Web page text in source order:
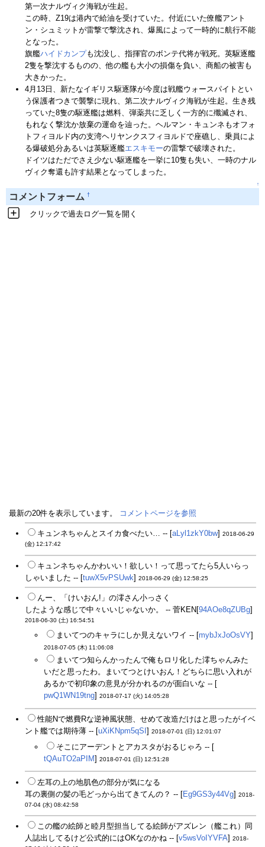
第一次ナルヴィク海戦が生起。
この時、Z19は港内で給油を受けていた。付近にいた僚艦アント
ン・シュミットが雷撃で撃沈され、爆風によって一時的に航行不能
となった。
旗艦ハイドカンプも沈没し、指揮官のボンテ代将が戦死。英駆逐艦
2隻を撃沈するものの、他の艦も大小の損傷を負い、商船の被害も
大きかった。
4月13日、新たなイギリス駆逐隊が今度は戦艦ウォースパイトとい
う保護者つきで襲撃に現れ、第二次ナルヴィク海戦が生起。生き残
っていた8隻の駆逐艦は燃料、弾薬共に乏しく一方的に殲滅され、
もれなく撃沈か放棄の運命を辿った。ヘルマン・キュンネもオフォ
トフィヨルド内の支湾ヘリヤンクスフィヨルドで座礁し、乗員によ
る爆破処分あるいは英駆逐艦エスキモーの雷撃で破壊された。
ドイツはただでさえ少ない駆逐艦を一挙に10隻も失い、一時のナル
ヴィク奪還も許す結果となってしまった。
↑
コメントフォーム †
クリックで過去ログ一覧を開く
最新の20件を表示しています。 コメントページを参照
キュンネちゃんとスイカ食べたい… -- [aLyl1zkY0bw] 2018-06-29
(金) 12:17:42
キュンネちゃんかわいい！欲しい！って思ってたら5人いらっ
しゃいました -- [tuwX5vPSUwk] 2018-06-29 (金) 12:58:25
んー、「けいおん!」の澪さん小っさく
したような感じで中々いいじゃないか。 -- 菅KEN[94AOe8qZUBg]
2018-06-30 (土) 16:54:51
まいてつのキャラにしか見えないワイ -- [mybJxJoOsVY]
2018-07-05 (木) 11:06:08
まいてつ知らんかったんで俺もロリ化した澪ちゃんみた
いだと思ったわ。まいてつとけいおん！どちらに思い入れが
あるかで初印象の意見が分かれるのが面白いな -- [
pwQ1WN19tng] 2018-07-17 (火) 14:05:28
性能Nで燃費Rな逆神風状態、せめて改造だけはと思ったがイベ
ント艦では期待薄 -- [uXiKNpm5qSI ] 2018-07-01 (日) 12:01:07
そこにアーデントとアカスタがおるじゃろ -- [
tQAuTO2aPIM] 2018-07-01 (日) 12:51:28
左耳の上の地肌色の部分が気になる
耳の裏側の髪の毛どっから出てきてんの？ -- [Eg9GS3y44Vg] 2018-
07-04 (水) 08:42:58
この艦の絵師と睦月型担当してる絵師がアズレン（艦これ）同
人誌出してるけど公式的にはOKなのかね -- [v5wsVoIYVFA] 2018-